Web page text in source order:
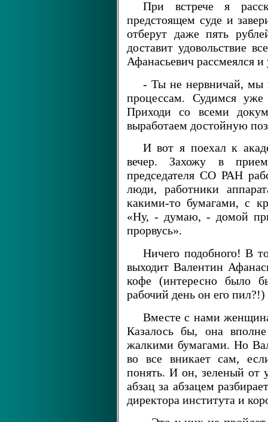
При встрече я
предстоящем суде и
отберут даже пять
доставит удовольствие
Афанасьевич рассмеялся
- Ты не нервничай, мы
процессам. Судимся уже
Приходи со всеми
выработаем достойную
И вот я поехал к
вечер. Захожу в
председателя СО РАН
люди, работники
какими-то бумагами, с
«Ну, - думаю, - домой
прорвусь».
Ничего подобного! В
выходит Валентин
кофе (интересно было
рабочий день он его
Вместе с нами
Казалось бы, она
жалкими бумагами. Но
во все вникает сам,
понять. И он, зеленый от
абзац за абзацем
директора института и